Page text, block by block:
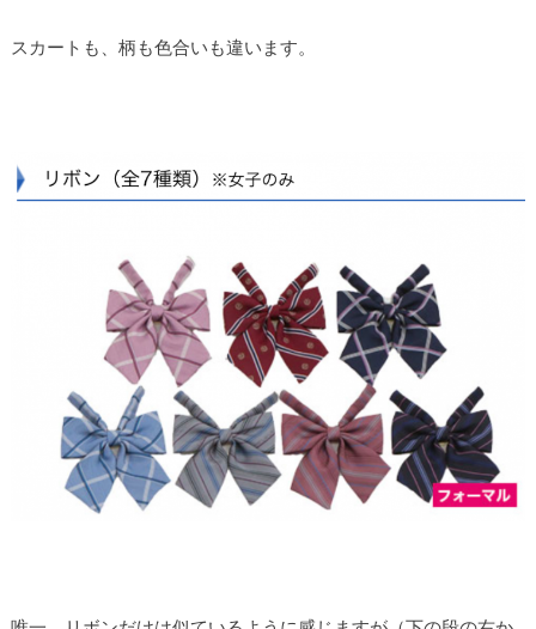
スカートも、柄も色合いも違います。